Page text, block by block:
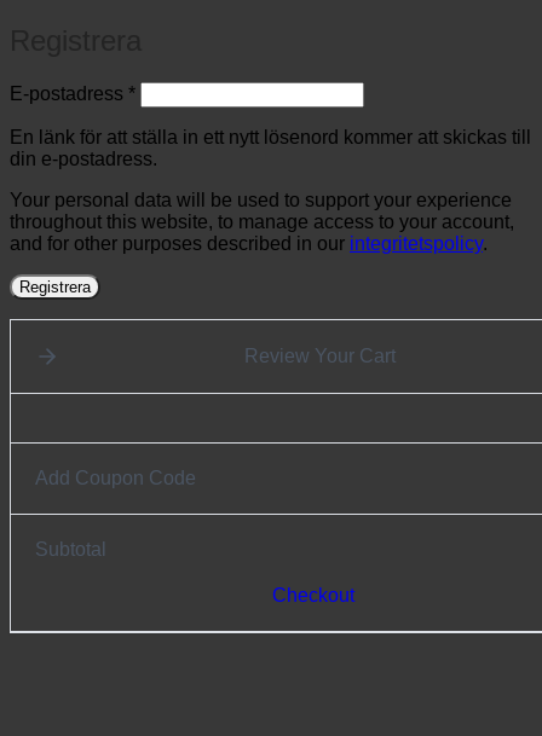
E-postadress *Obligatoriskt
En länk för att ställa in ett nytt lösenord kommer att skickas till
din e-postadress.
Your personal data will be used to support your experience
throughout this website, to manage access to your account,
and for other purposes described in our integritetspolicy.
Registrera
Review Your Cart
Add Coupon Code
Subtotal
Checkout